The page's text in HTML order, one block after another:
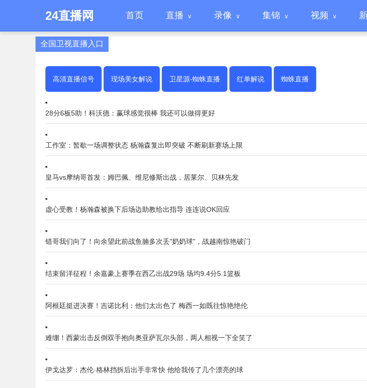
24直播网 首页 直播 录像 集锦 视频
全国卫视直播入口
高清直播信号 现场美女解说 卫星源-蜘蛛直播 红单解说 蜘蛛直播
28分6板5助！科沃德：赢球感觉很棒 我还可以做得更好
工作室：暂歇一场调整状态 杨瀚森复出即突破 不断刷新赛场上限
皇马vs摩纳哥首发：姆巴佩、维尼修斯出战，居莱尔、贝林先发
虚心受教！杨瀚森被换下后场边助教给出指导 连连说OK回应
错哥我们向了！向余望此前战鱼腩多次丢"奶奶球"，战越南惊艳破门
结束留洋征程！余嘉豪上赛季在西乙出战29场 场均9.4分5.1篮板
阿根廷挺进决赛！吉诺比利：他们太出色了 梅西一如既往惊艳绝伦
难绷！西蒙出击反倒双手抱向奥亚萨瓦尔头部，两人相视一下全笑了
伊戈达罗：杰伦·格林挡拆后出手非常快 他给我传了几个漂亮的球